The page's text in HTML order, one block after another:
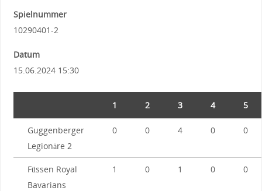
Spielnummer
10290401-2
Datum
15.06.2024 15:30
1 2 3 4 5
Guggenberger
Legionäre 2
0 0 4 0 0
Füssen Royal
Bavarians
1 0 1 0 0